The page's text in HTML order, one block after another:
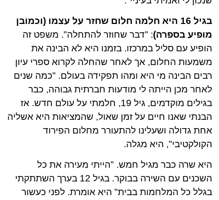
בגיל 16 היא חלמה חלום שחזר על עצמו (וכמובן
מופיע בספרה): "דבר שחוזר להתחלה". משפט זה
הופיע עם סליל במרכזו. בזמנו היא לא הבינה את
משמעות החלום, אך לאחר שהחלה לקרוא ספרי עיון
רבים הבינה מי היא ומהו תפקידה בעולם. "כמה שנים
לאחר מכן הייתה לי מודעות חברתית גבוהה, כבר
בגילים מוקדמים, גיל 19, חלמתי על עולם חדש. אז
הבנתי שאנו חיים על זמן שאול, שהמציאות היא אשליה
אחת גדולה ושעלינו להתעורר מחלום הפירוד
הקולקטיבי", היא מגלה.
היא שרה כבר מגיל חמש. "הייתי מעירה את כל
השכנים עם השירה בבוקר. בגיל 12 בערך השתתקתי
בגלל כל המלחמות בבית" היא אומרת. לפני כעשור